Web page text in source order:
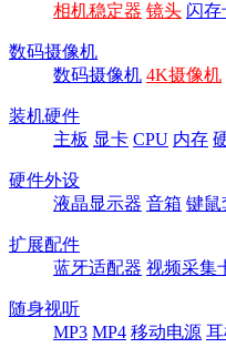
相机稳定器 镜头 闪存
数码摄像机
数码摄像机 4K摄像机
装机硬件
主板 显卡 CPU 内存
硬件外设
液晶显示器 音箱 键鼠
扩展配件
蓝牙适配器 视频采集
随身视听
MP3 MP4 移动电源